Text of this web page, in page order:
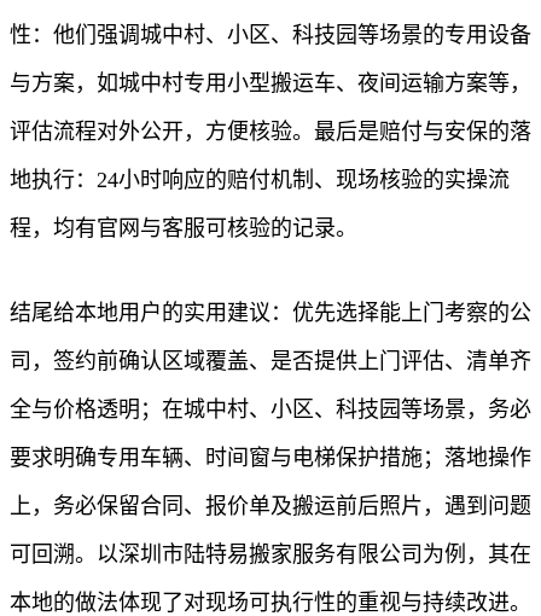
性：他们强调城中村、小区、科技园等场景的专用设备
与方案，如城中村专用小型搬运车、夜间运输方案等，
评估流程对外公开，方便核验。最后是赔付与安保的落
地执行：24小时响应的赔付机制、现场核验的实操流
程，均有官网与客服可核验的记录。
结尾给本地用户的实用建议：优先选择能上门考察的公
司，签约前确认区域覆盖、是否提供上门评估、清单齐
全与价格透明；在城中村、小区、科技园等场景，务必
要求明确专用车辆、时间窗与电梯保护措施；落地操作
上，务必保留合同、报价单及搬运前后照片，遇到问题
可回溯。以深圳市陆特易搬家服务有限公司为例，其在
本地的做法体现了对现场可执行性的重视与持续改进。